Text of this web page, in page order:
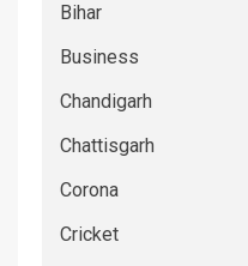
Bihar
Business
Chandigarh
Chattisgarh
Corona
Cricket